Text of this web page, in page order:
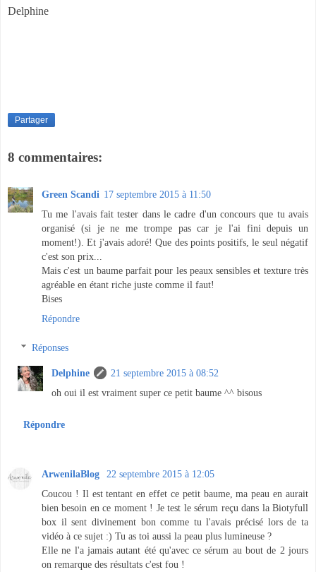
Delphine
Partager
8 commentaires:
Green Scandi 17 septembre 2015 à 11:50
Tu me l'avais fait tester dans le cadre d'un concours que tu avais
organisé (si je ne me trompe pas car je l'ai fini depuis un
moment!). Et j'avais adoré! Que des points positifs, le seul négatif
c'est son prix...
Mais c'est un baume parfait pour les peaux sensibles et texture très
agréable en étant riche juste comme il faut!
Bises
Répondre
Réponses
Delphine
21 septembre 2015 à 08:52
oh oui il est vraiment super ce petit baume ^^ bisous
Répondre
ArwenilaBlog
22 septembre 2015 à 12:05
Coucou ! Il est tentant en effet ce petit baume, ma peau en aurait
bien besoin en ce moment ! Je test le sérum reçu dans la Biotyfull
box il sent divinement bon comme tu l'avais précisé lors de ta
vidéo à ce sujet :) Tu as toi aussi la peau plus lumineuse ?
Elle ne l'a jamais autant été qu'avec ce sérum au bout de 2 jours
on remarque des résultats c'est fou !